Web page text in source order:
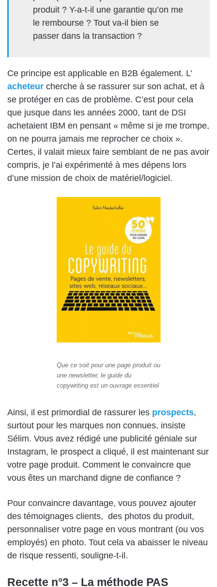
produit ? Y-a-t-il une garantie qu’on me
le rembourse ? Tout va-il bien se
passer dans la transaction ?
Ce principe est applicable en B2B également. L’
acheteur cherche à se rassurer sur son achat, et à
se protéger en cas de problème. C’est pour cela
que jusque dans les années 2000, tant de DSI
achetaient IBM en pensant « même si je me trompe,
on ne pourra jamais me reprocher ce choix ».
Certes, il valait mieux faire semblant de ne pas avoir
compris, je l’ai expérimenté à mes dépens lors
d’une mission de choix de matériel/logiciel.
Que ce soit pour une page produit ou
une newsletter, le guide du
copywriting est un ouvrage essentiel
Ainsi, il est primordial de rassurer les prospects,
surtout pour les marques non connues, insiste
Sélim. Vous avez rédigé une publicité géniale sur
Instagram, le prospect a cliqué, il est maintenant sur
votre page produit. Comment le convaincre que
vous êtes un marchand digne de confiance ?
Pour convaincre davantage, vous pouvez ajouter
des témoignages clients, des photos du produit,
personnaliser votre page en vous montrant (ou vos
employés) en photo. Tout cela va abaisser le niveau
de risque ressenti, souligne-t-il.
Recette n°3 – La méthode PAS